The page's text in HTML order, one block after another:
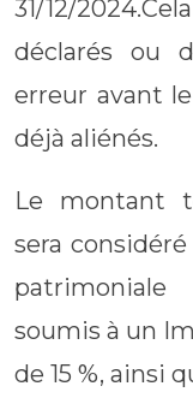
31/12/
déclarés ou
erreur avant
déjà aliénés.
Le montant
sera
soumis à un
de 15 %, ainsi